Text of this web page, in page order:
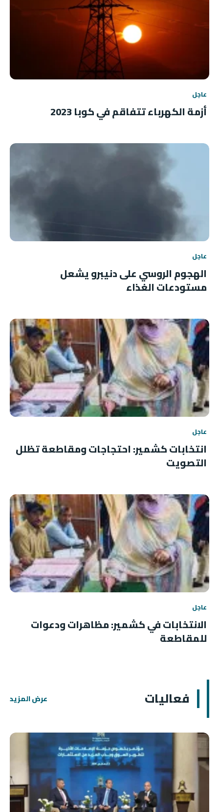
عاجل
أزمة الكهرباء تتفاقم في كوبا 2023
عاجل
الهجوم الروسي على دنيبرو يشعل
مستودعات الغذاء
عاجل
انتخابات كشمير: احتجاجات ومقاطعة تظلل
التصويت
عاجل
الانتخابات في كشمير: مظاهرات ودعوات
للمقاطعة
فعاليات عرض المزيد